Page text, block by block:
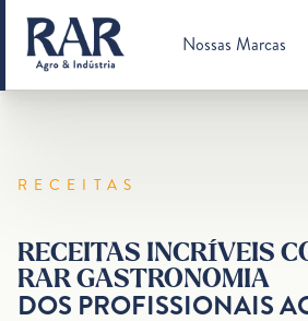
Nossas Marcas
RECEITAS
RECEITAS INCRÍVEIS
RAR GASTRONOMIA
DOS PROFISSIONAIS